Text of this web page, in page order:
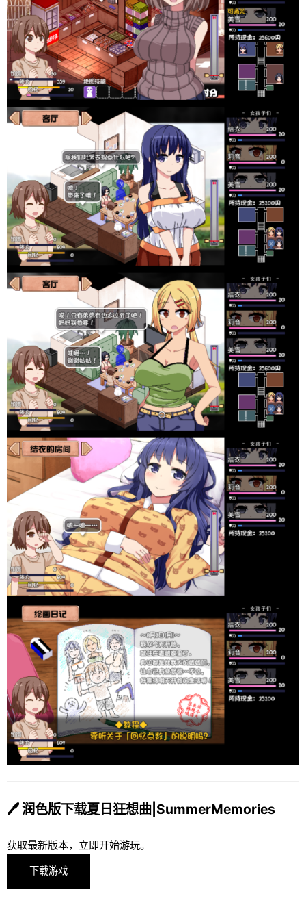
🖊️ 润色版下载夏日狂想曲|SummerMemories
获取最新版本，立即开始游玩。
下载游戏